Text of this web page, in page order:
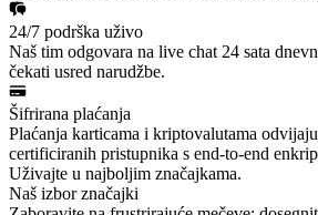
24/7 podrška uživo
Naš tim odgovara na live chat 24 sata
čekati usred narudžbe.
Šifrirana plaćanja
Plaćanja karticama i kriptovalutama
certificiranih pristupnika s end-to-end
Uživajte u najboljim značajkama.
Naš izbor značajki